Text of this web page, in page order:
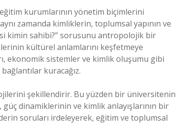
kurumlarının yönetim biçimlerini
zamanda kimliklerin, toplumsal yapının ve
kimin sahibi?” sorusunu antropolojik bir
kültürel anlamlarını keşfetmeye
ekonomik sistemler ve kimlik oluşumu gibi
kuracağız.
şekillendirir. Bu yüzden bir üniversitenin
dinamiklerinin ve kimlik anlayışlarının bir
soruları irdeleyerek, eğitim ve toplumsal